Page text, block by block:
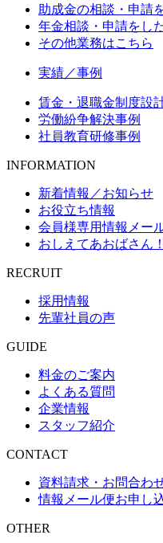
助成金の相談・申請
年金相談・申請をし
その他業務はこちら
実績／事例
賃金・退職金制度設
労働紛争解決事例
社員教育研修事例
INFORMATION
新着情報／お知らせ
お役立ち情報
会員様専用情報メー
おしえてあおばさん！
RECRUIT
採用情報
先輩社員の声
GUIDE
料金のご案内
よくある質問
企業情報
スタッフ紹介
CONTACT
資料請求・お問合わ
情報メール便お申し
OTHER